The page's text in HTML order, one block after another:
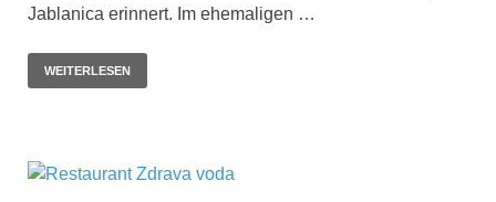
Jablanica erinnert. Im ehemaligen …
WEITERLESEN